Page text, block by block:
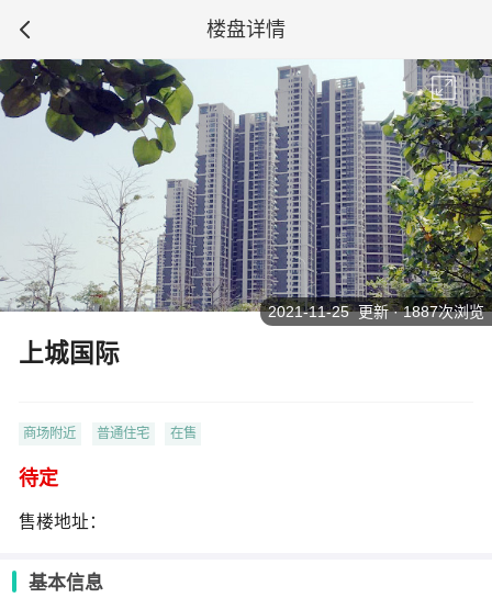
楼盘详情
上城国际
商场附近 普通住宅 在售
待定
售楼地址：
2021-11-25 更新 · 1887次浏览
基本信息